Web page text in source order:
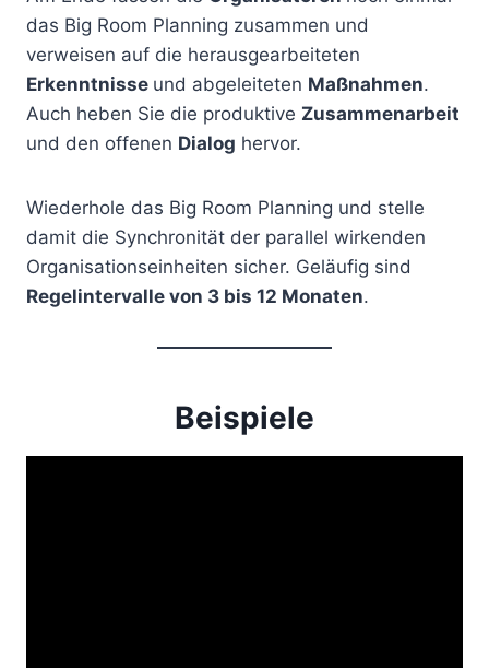
das Big Room Planning zusammen und
verweisen auf die herausgearbeiteten
Erkenntnisse und abgeleiteten Maßnahmen.
Auch heben Sie die produktive Zusammenarbeit
und den offenen Dialog hervor.
Wiederhole das Big Room Planning und stelle
damit die Synchronität der parallel wirkenden
Organisationseinheiten sicher. Geläufig sind
Regelintervalle von 3 bis 12 Monaten.
Beispiele